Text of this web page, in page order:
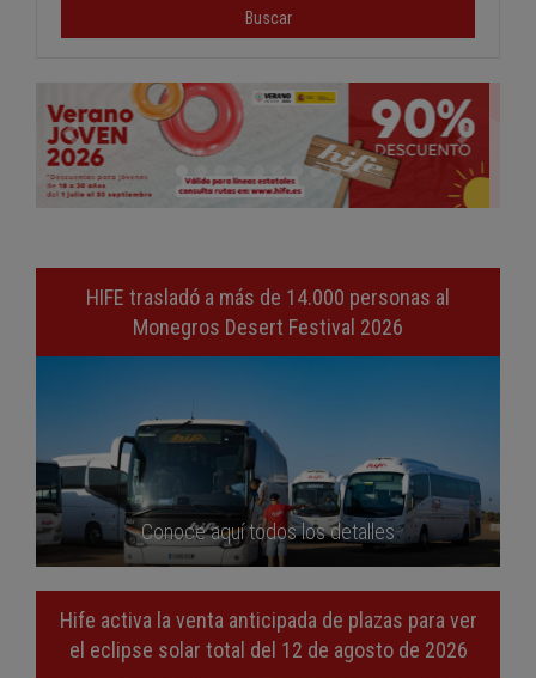
Buscar
HIFE trasladó a más de 14.000 personas al
Monegros Desert Festival 2026
Conoce aquí todos los detalles
Hife activa la venta anticipada de plazas para ver
el eclipse solar total del 12 de agosto de 2026